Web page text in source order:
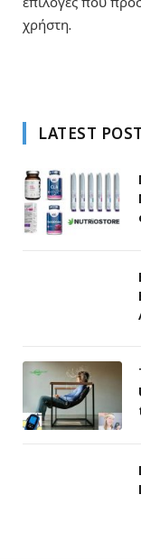
χρήστη.
LATEST POST